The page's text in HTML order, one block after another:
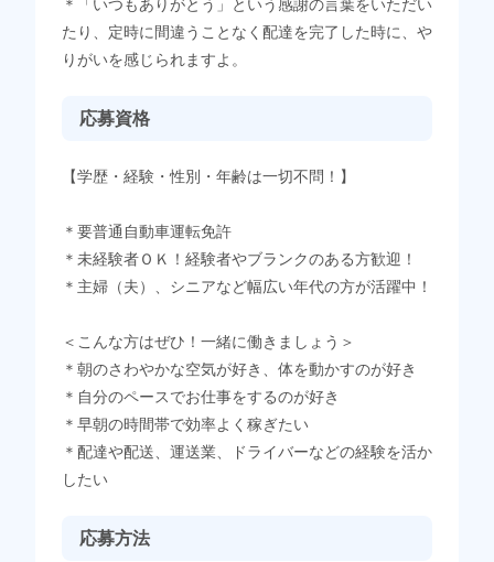
＊「いつもありがとう」という感謝の言葉をいただい
たり、定時に間違うことなく配達を完了した時に、や
りがいを感じられますよ。
応募資格
【学歴・経験・性別・年齢は一切不問！】
＊要普通自動車運転免許
＊未経験者ＯＫ！経験者やブランクのある方歓迎！
＊主婦（夫）、シニアなど幅広い年代の方が活躍中！
＜こんな方はぜひ！一緒に働きましょう＞
＊朝のさわやかな空気が好き、体を動かすのが好き
＊自分のペースでお仕事をするのが好き
＊早朝の時間帯で効率よく稼ぎたい
＊配達や配送、運送業、ドライバーなどの経験を活か
したい
応募方法